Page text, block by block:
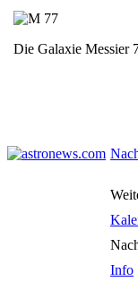
Die Galaxie Messier
Info